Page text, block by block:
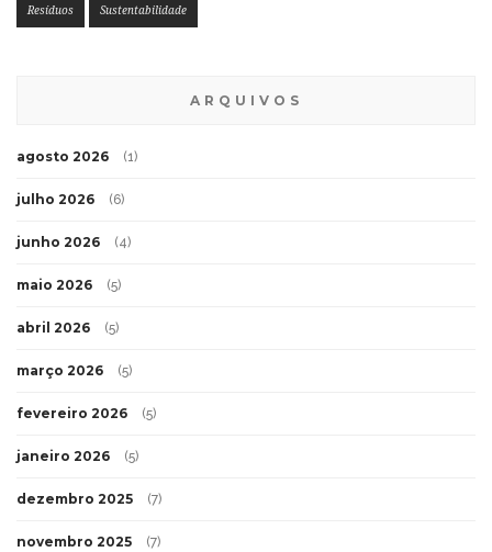
Resíduos Sustentabilidade
ARQUIVOS
agosto 2026 (1)
julho 2026 (6)
junho 2026 (4)
maio 2026 (5)
abril 2026 (5)
março 2026 (5)
fevereiro 2026 (5)
janeiro 2026 (5)
dezembro 2025 (7)
novembro 2025 (7)